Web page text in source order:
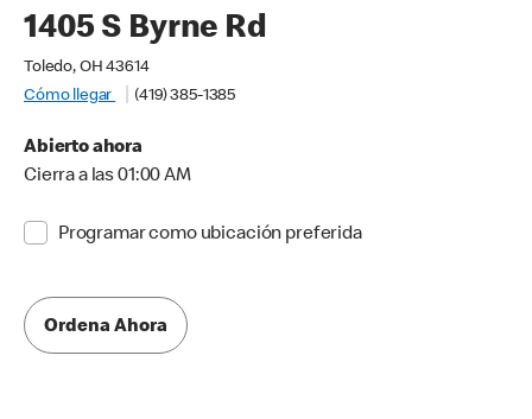
1405 S Byrne Rd
Toledo, OH 43614
Cómo llegar
(419) 385-1385
Abierto ahora
Cierra a las 01:00 AM
Programar como ubicación preferida
Ordena Ahora